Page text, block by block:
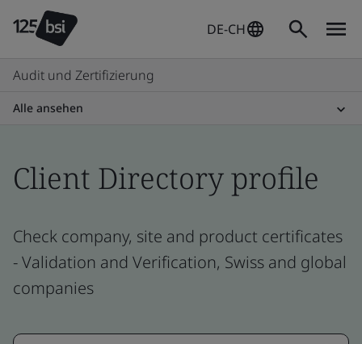
DE-CH
Audit und Zertifizierung
Alle ansehen
Client Directory profile
Check company, site and product certificates
- Validation and Verification, Swiss and global
companies